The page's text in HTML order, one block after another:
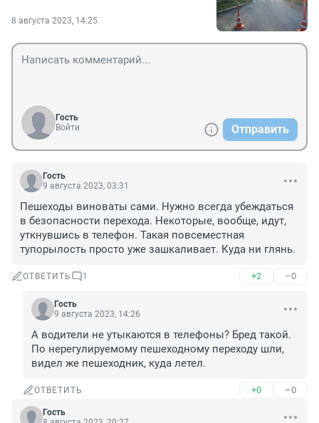
8 августа 2023, 14:25
Гость
Войти
Отправить
Гость
9 августа 2023, 03:31
Пешеходы виноваты сами. Нужно всегда убеждаться
в безопасности перехода. Некоторые, вообще, идут,
уткнувшись в телефон. Такая повсеместная
тупорылость просто уже зашкаливает. Куда ни глянь.
ОТВЕТИТЬ 1 +2 –0
Гость
9 августа 2023, 14:26
А водители не утыкаются в телефоны? Бред такой.
По нерегулируемому пешеходному переходу шли,
видел же пешеходник, куда летел.
ОТВЕТИТЬ +0 –0
Гость